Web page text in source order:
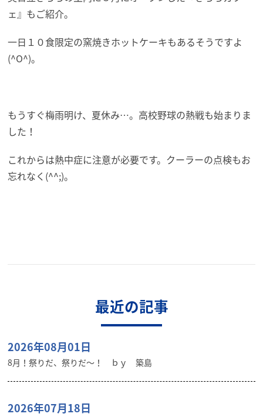
ェ』もご紹介。
一日１０食限定の窯焼きホットケーキもあるそうですよ
(^O^)。
もうすぐ梅雨明け、夏休み…。高校野球の熱戦も始まりま
した！
これからは熱中症に注意が必要です。クーラーの点検もお
忘れなく(^^;)。
最近の記事
2026年08月01日
8月！祭りだ、祭りだ～！ ｂｙ 築島
2026年07月18日